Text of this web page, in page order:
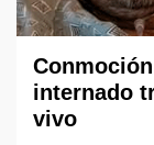
internado
vivo